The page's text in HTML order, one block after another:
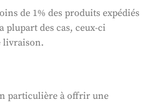
de 1% des produits expédiés
plupart des cas, ceux-ci
livraison.
particulière à offrir une